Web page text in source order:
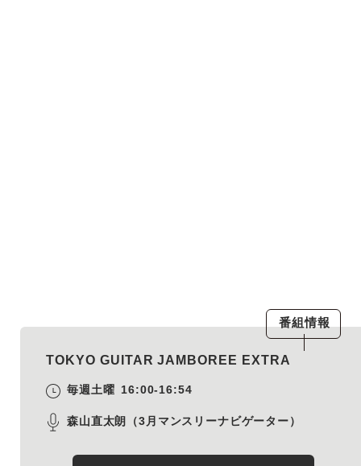
番組情報
TOKYO GUITAR JAMBOREE EXTRA
毎週土曜 16:00-16:54
森山直太朗（3月マンスリーナビゲーター）